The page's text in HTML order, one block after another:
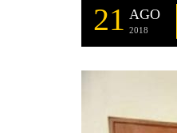
21 AGO
2018